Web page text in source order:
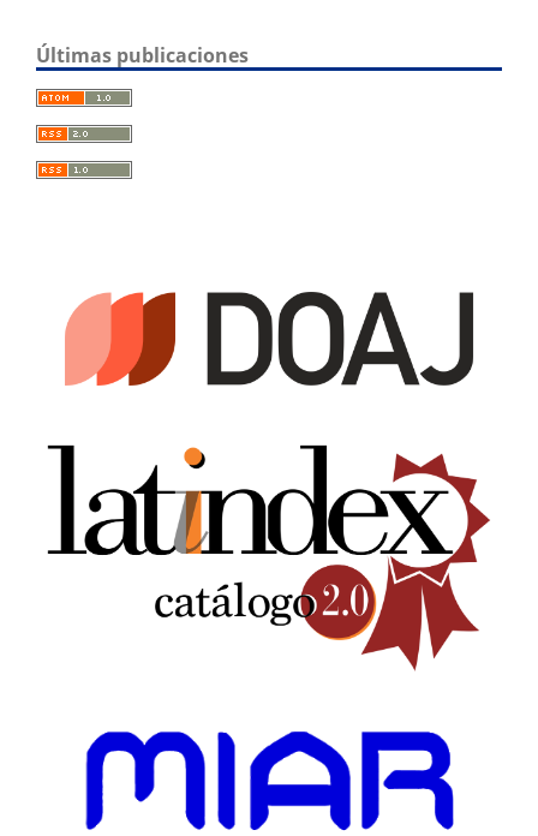
Últimas publicaciones